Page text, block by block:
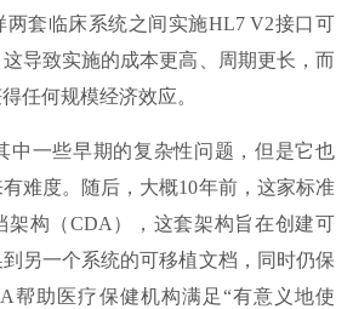
套临床系统之间实施HL7 V2接口可
导致实施的成本更高、周期更长，而
任何规模经济效应。
中一些早期的复杂性问题，但是它也
难度。随后，大概10年前，这家标准
构（CDA），这套架构旨在创建可
另一个系统的可移植文档，同时仍保
帮助医疗保健机构满足“有意义地使